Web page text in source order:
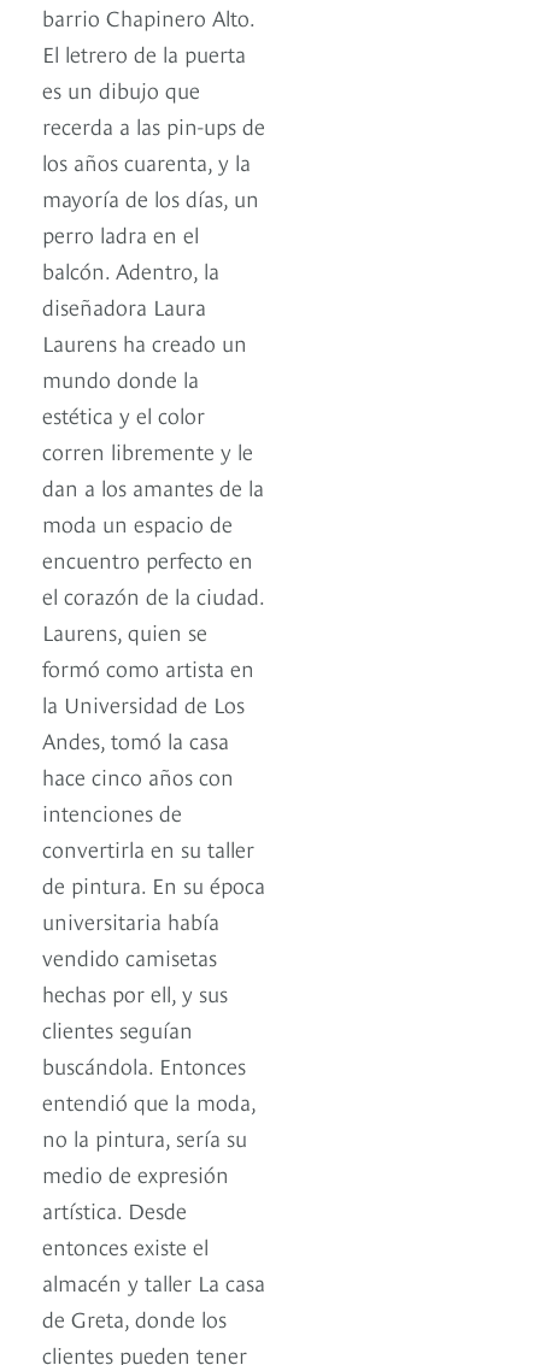
barrio Chapinero Alto.
El letrero de la puerta
es un dibujo que
recerda a las pin-ups de
los años cuarenta, y la
mayoría de los días, un
perro ladra en el
balcón. Adentro, la
diseñadora Laura
Laurens ha creado un
mundo donde la
estética y el color
corren libremente y le
dan a los amantes de la
moda un espacio de
encuentro perfecto en
el corazón de la ciudad.
Laurens, quien se
formó como artista en
la Universidad de Los
Andes, tomó la casa
hace cinco años con
intenciones de
convertirla en su taller
de pintura. En su época
universitaria había
vendido camisetas
hechas por ell, y sus
clientes seguían
buscándola. Entonces
entendió que la moda,
no la pintura, sería su
medio de expresión
artística. Desde
entonces existe el
almacén y taller La casa
de Greta, donde los
clientes pueden tener